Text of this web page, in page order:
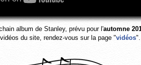
album de Stanley, prévu pour l'automne
du site, rendez-vous sur la page "vidéos".